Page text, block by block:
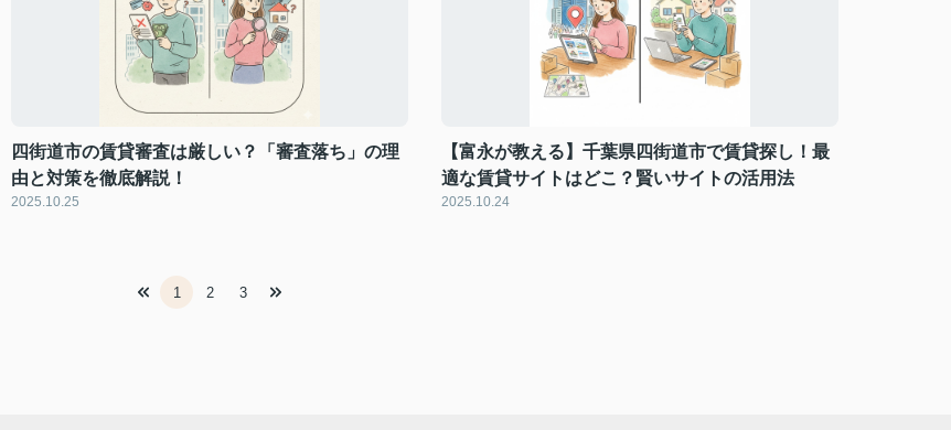
四街道市の賃貸審査は厳しい？「審査落ち」の理
由と対策を徹底解説！
2025.10.25
【富永が教える】千葉県四街道市で賃貸探し！最
適な賃貸サイトはどこ？賢いサイトの活用法
2025.10.24
1 2 3